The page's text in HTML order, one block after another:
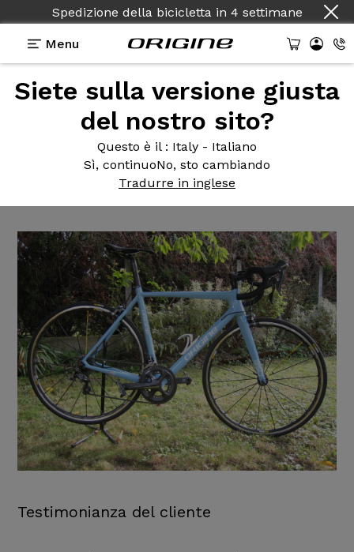
Spedizione della bicicletta in 4 settimane
Menu
Siete sulla versione giusta
del nostro sito?
Questo è il : Italy - Italiano
Sì, continuoNo, sto cambiando
Tradurre in inglese
Testimonianze >
Axxome 350 -Ultegra- Mavic
Axxome 350-Ultegra- Mavic
Ksyrium Pro SL
Testimonianza del cliente